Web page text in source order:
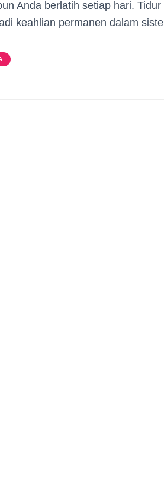
Anda berlatih setiap hari.
keahlian permanen dalam